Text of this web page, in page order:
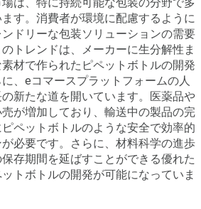
す。消費者が環境に配慮するように
ドリーな包装ソリューションの需要
トレンドは、メーカーに生分解性ま
材で作られたピペットボトルの開発
、eコマースプラットフォームの人
新たな道を開いています。医薬品や
が増加しており、輸送中の製品の完
ペットボトルのような安全で効率的
必要です。さらに、材料科学の進歩
存期間を延ばすことができる優れた
トボトルの開発が可能になっていま